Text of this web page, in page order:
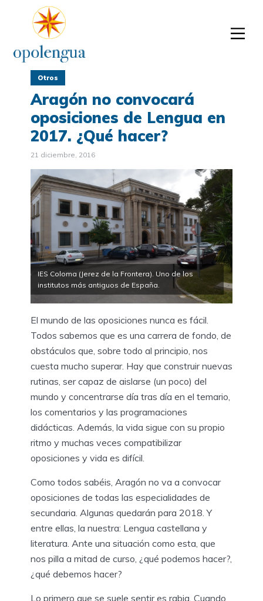
Otros
Aragón no convocará
oposiciones de Lengua en
2017. ¿Qué hacer?
21 diciembre, 2016
IES Coloma (Jerez de la Frontera). Uno de los
institutos más antiguos de España.
El mundo de las oposiciones nunca es fácil.
Todos sabemos que es una carrera de fondo, de
obstáculos que, sobre todo al principio, nos
cuesta mucho superar. Hay que construir nuevas
rutinas, ser capaz de aislarse (un poco) del
mundo y concentrarse día tras día en el temario,
los comentarios y las programaciones
didácticas. Además, la vida sigue con su propio
ritmo y muchas veces compatibilizar
oposiciones y vida es difícil.
Como todos sabéis, Aragón no va a convocar
oposiciones de todas las especialidades de
secundaria. Algunas quedarán para 2018. Y
entre ellas, la nuestra: Lengua castellana y
literatura. Ante una situación como esta, que
nos pilla a mitad de curso, ¿qué podemos hacer?,
¿qué debemos hacer?
Lo primero que se suele sentir es rabia. Cuando